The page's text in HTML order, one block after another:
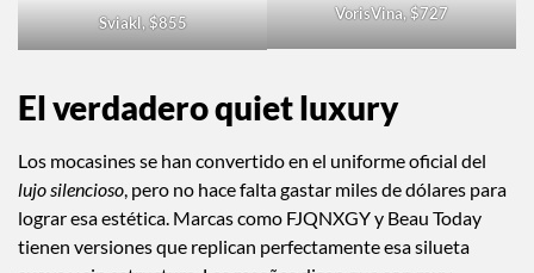
Sviakl, $855 VorisVina, $727
El verdadero quiet luxury
Los mocasines se han convertido en el uniforme oficial del